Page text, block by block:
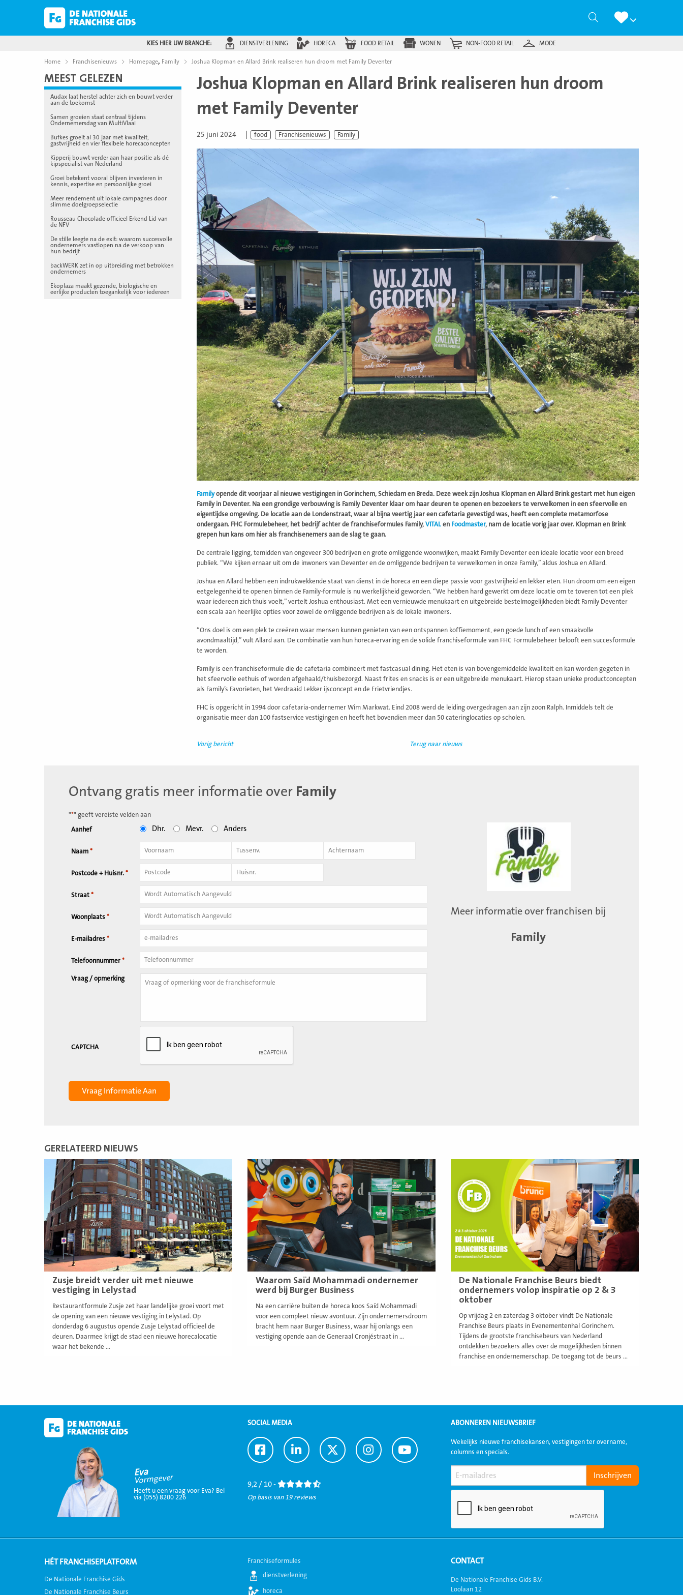
Zoeken
KIES HIER UW BRANCHE: DIENSTVERLENING HORECA FOOD RETAIL WONEN NON-FOOD RETAIL MODE
Home Franchisenieuws Homepage, Family Joshua Klopman en Allard Brink realiseren hun droom met Family Deventer
MEEST GELEZEN
Audax laat herstel achter zich en bouwt verder
aan de toekomst
Samen groeien staat centraal tijdens
Ondernemersdag van MultiVlaai
Bufkes groeit al 30 jaar met kwaliteit,
gastvrijheid en vier flexibele horecaconcepten
Kipperij bouwt verder aan haar positie als dé
kipspecialist van Nederland
Groei betekent vooral blijven investeren in
kennis, expertise en persoonlijke groei
Meer rendement uit lokale campagnes door
slimme doelgroepselectie
Rousseau Chocolade officieel Erkend Lid van
de NFV
De stille leegte na de exit: waarom succesvolle
ondernemers vastlopen na de verkoop van
hun bedrijf
backWERK zet in op uitbreiding met betrokken
ondernemers
Ekoplaza maakt gezonde, biologische en
eerlijke producten toegankelijk voor iedereen
Joshua Klopman en Allard Brink realiseren hun droom
met Family Deventer
25 juni 2024 food Franchisenieuws Family
Familyopende dit voorjaar al nieuwe vestigingen in Gorinchem, Schiedam en Breda. Deze week zijn Joshua Klopman en Allard Brink gestart met hun eigen
Family in Deventer. Na een grondige verbouwing is Family Deventer klaar om haar deuren te openen en bezoekers te verwelkomen in een sfeervolle en
eigentijdse omgeving. De locatie aan de Londenstraat, waar al bijna veertig jaar een cafetaria gevestigd was, heeft een complete metamorfose
ondergaan. FHC Formulebeheer, het bedrijf achter de franchiseformules Family, VITAL en Foodmaster, nam de locatie vorig jaar over. Klopman en Brink
grepen hun kans om hier als franchisenemers aan de slag te gaan.
De centrale ligging, temidden van ongeveer 300 bedrijven en grote omliggende woonwijken, maakt Family Deventer een ideale locatie voor een breed
publiek. “We kijken ernaar uit om de inwoners van Deventer en de omliggende bedrijven te verwelkomen in onze Family,” aldus Joshua en Allard.
Joshua en Allard hebben een indrukwekkende staat van dienst in de horeca en een diepe passie voor gastvrijheid en lekker eten. Hun droom om een eigen
eetgelegenheid te openen binnen de Family-formule is nu werkelijkheid geworden. “We hebben hard gewerkt om deze locatie om te toveren tot een plek
waar iedereen zich thuis voelt,” vertelt Joshua enthousiast. Met een vernieuwde menukaart en uitgebreide bestelmogelijkheden biedt Family Deventer
een scala aan heerlijke opties voor zowel de omliggende bedrijven als de lokale inwoners.
“Ons doel is om een plek te creëren waar mensen kunnen genieten van een ontspannen koffiemoment, een goede lunch of een smaakvolle
avondmaaltijd,” vult Allard aan. De combinatie van hun horeca-ervaring en de solide franchiseformule van FHC Formulebeheer belooft een succesformule
te worden.
Family is een franchiseformule die de cafetaria combineert met fastcasual dining. Het eten is van bovengemiddelde kwaliteit en kan worden gegeten in
het sfeervolle eethuis of worden afgehaald/thuisbezorgd. Naast frites en snacks is er een uitgebreide menukaart. Hierop staan unieke productconcepten
als Family’s Favorieten, het Verdraaid Lekker ijsconcept en de Frietvriendjes.
FHC is opgericht in 1994 door cafetaria-ondernemer Wim Markwat. Eind 2008 werd de leiding overgedragen aan zijn zoon Ralph. Inmiddels telt de
organisatie meer dan 100 fastservice vestigingen en heeft het bovendien meer dan 50 cateringlocaties op scholen.
Vorig bericht Terug naar nieuws
Ontvang gratis meer informatie over Family
"*" geeft vereiste velden aan
Aanhef Dhr. Mevr. Anders
Naam *
Postcode + Huisnr. *
Straat *
Woonplaats *
E-mailadres *
Telefoonnummer *
Vraag / opmerking
CAPTCHA
Meer informatie over franchisen bij
Family
GERELATEERD NIEUWS
Zusje breidt verder uit met nieuwe
vestiging in Lelystad
Restaurantformule Zusje zet haar landelijke groei voort met
de opening van een nieuwe vestiging in Lelystad. Op
donderdag 6 augustus opende Zusje Lelystad officieel de
deuren. Daarmee krijgt de stad een nieuwe horecalocatie
waar het bekende ...
Lees
meer
Waarom Saïd Mohammadi ondernemer
werd bij Burger Business
Na een carrière buiten de horeca koos Saïd Mohammadi
voor een compleet nieuw avontuur. Zijn ondernemersdroom
bracht hem naar Burger Business, waar hij onlangs een
vestiging opende aan de Generaal Cronjéstraat in ...
Lees
meer
De Nationale Franchise Beurs biedt
ondernemers volop inspiratie op 2 & 3
oktober
Op vrijdag 2 en zaterdag 3 oktober vindt De Nationale
Franchise Beurs plaats in Evenementenhal Gorinchem.
Tijdens de grootste franchisebeurs van Nederland
ontdekken bezoekers alles over de mogelijkheden binnen
franchise en ondernemerschap. De toegang tot de beurs ...
Eva
Vormgever
Heeft u een vraag voor Eva? Bel
via (055) 8200 226
SOCIAL MEDIA
Ga
naar
Ga
naar
Ga
naar
Ga
naar
Ga
naar
9,2 / 10 -
Op basis van 19 reviews
ABONNEREN NIEUWSBRIEF
Wekelijks nieuwe franchisekansen, vestigingen ter overname,
columns en specials.
HÉT FRANCHISEPLATFORM
De Nationale Franchise Gids
De Nationale Franchise Beurs
Franchiseformules
dienstverlening
horeca
CONTACT
De Nationale Franchise Gids B.V.
Loolaan 12